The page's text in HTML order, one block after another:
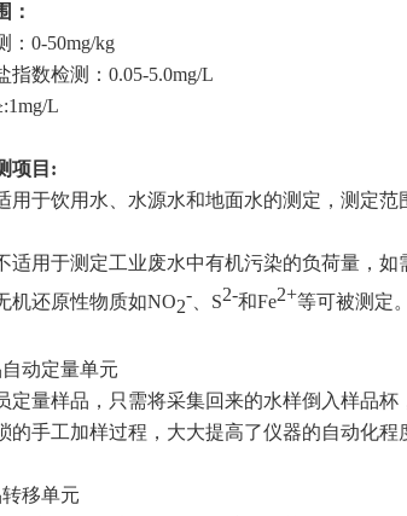
：
：0-50mg/kg
指数检测：0.05-5.0mg/L
L
项目:
用于饮用水、水源水和地面水的测定，测定
适用于测定工业废水中有机污染的负荷量，如
机还原性物质如NO2
-、S2-和Fe2+等可被测定
动定量单元
定量样品，只需将采集回来的水样倒入样品杯
的手工加样过程，大大提高了仪器的自动化程
移单元